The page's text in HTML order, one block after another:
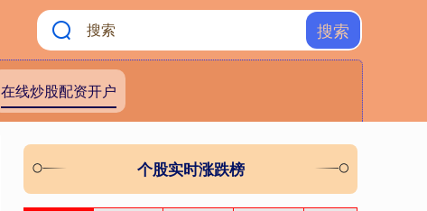
搜索
在线炒股配资开户
个股实时涨跌榜